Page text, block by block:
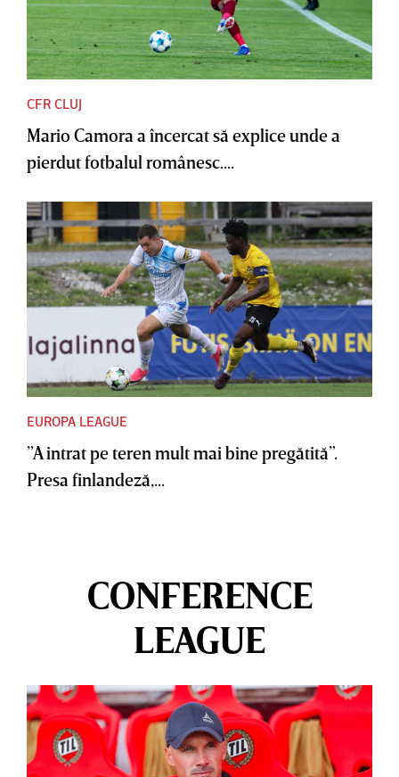
CFR CLUJ
Mario Camora a încercat să explice unde a
pierdut fotbalul românesc....
EUROPA LEAGUE
”A intrat pe teren mult mai bine pregătită”.
Presa finlandeză,...
CONFERENCE
LEAGUE